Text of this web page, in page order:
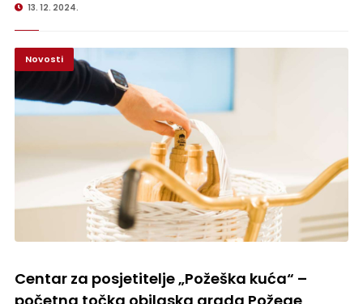
13. 12. 2024.
Novosti
Centar za posjetitelje „Požeška kuća“ –